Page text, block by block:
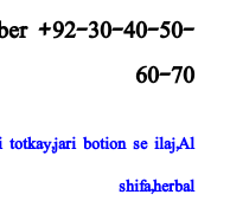
+92-30-40-50-
60-70
totkay,jari botion se ilaj,Al
shifa,herbal